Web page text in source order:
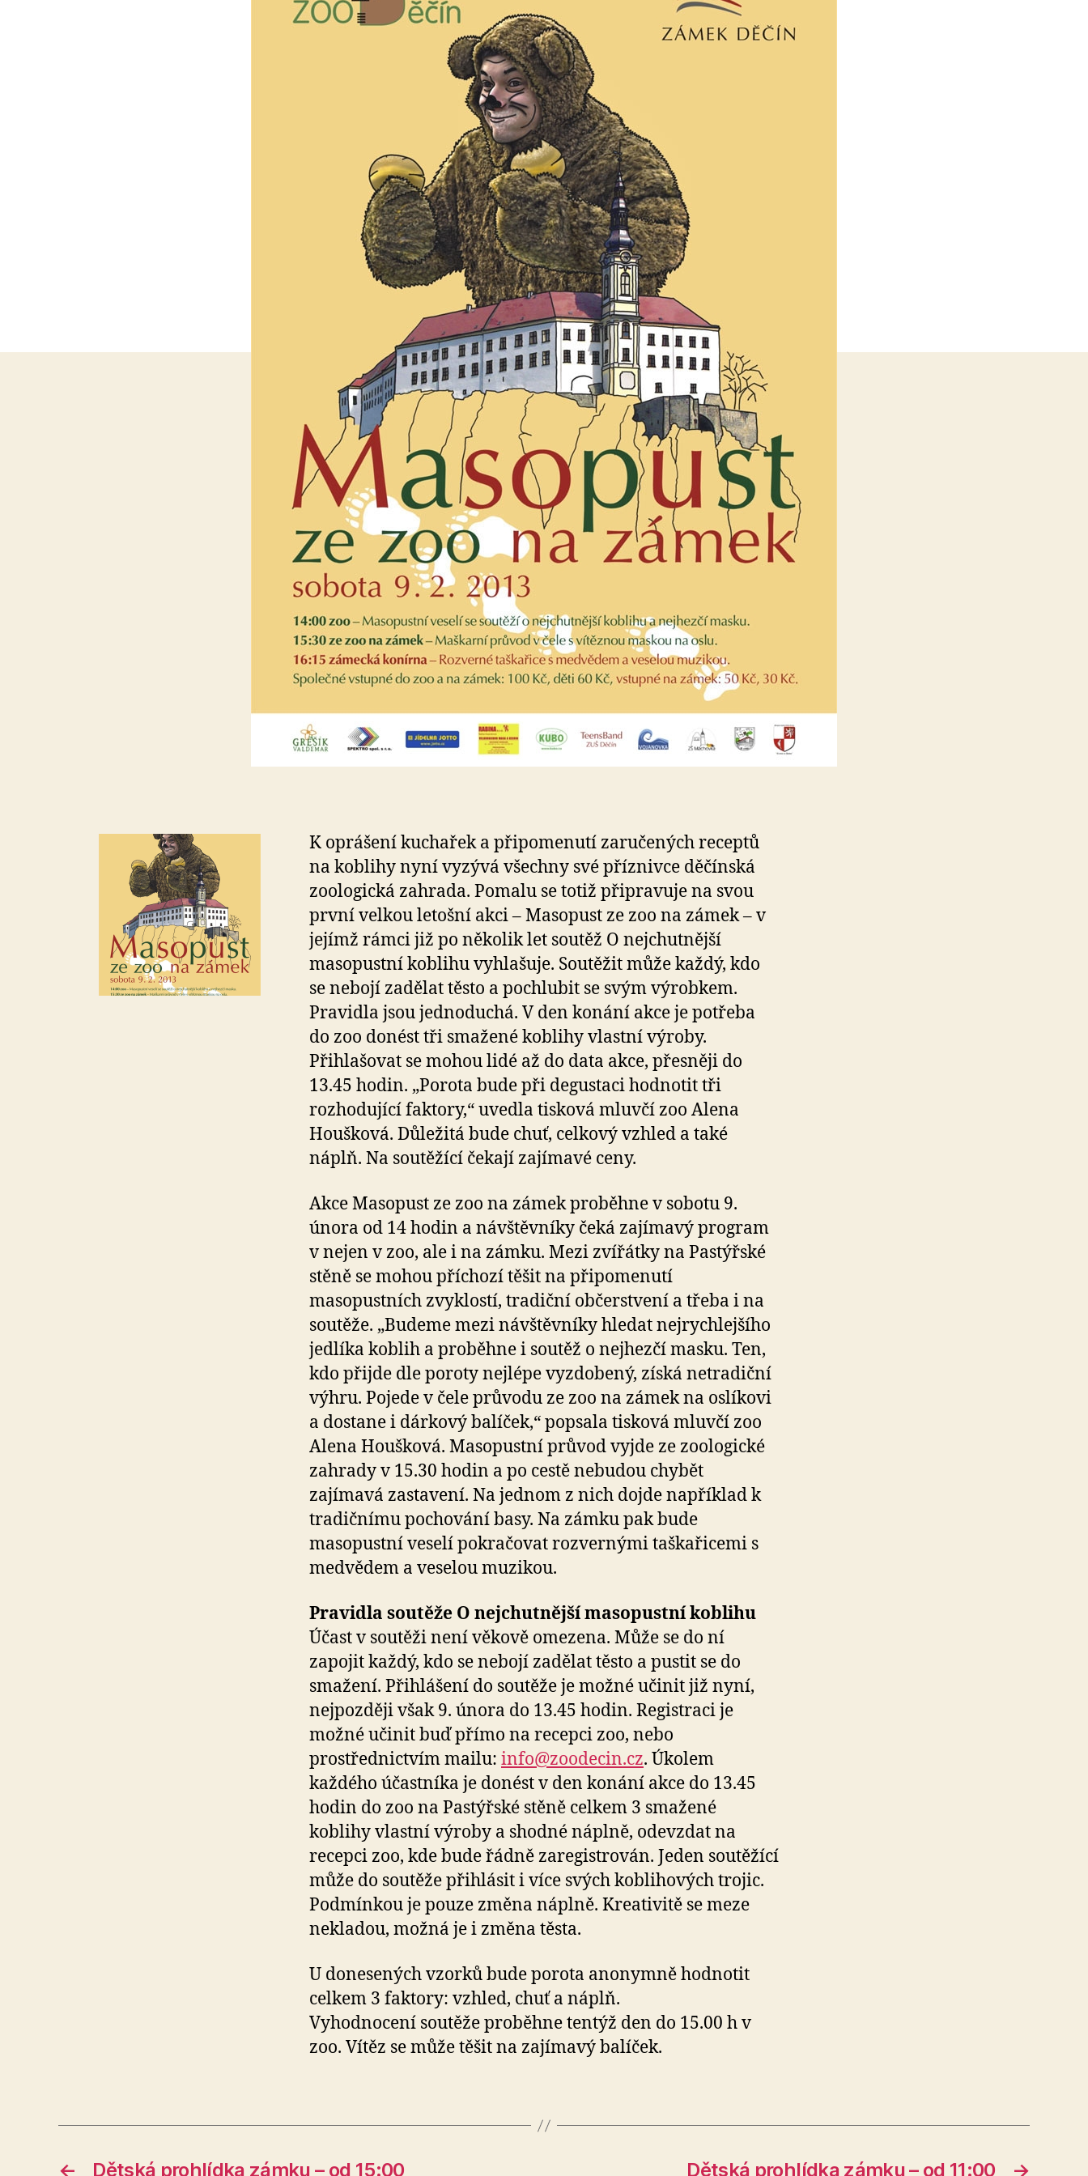
K oprášení kuchařek a připomenutí zaručených receptů
na koblihy nyní vyzývá všechny své příznivce děčínská
zoologická zahrada. Pomalu se totiž připravuje na svou
první velkou letošní akci – Masopust ze zoo na zámek – v
jejímž rámci již po několik let soutěž O nejchutnější
masopustní koblihu vyhlašuje. Soutěžit může každý, kdo
se nebojí zadělat těsto a pochlubit se svým výrobkem.
Pravidla jsou jednoduchá. V den konání akce je potřeba
do zoo donést tři smažené koblihy vlastní výroby.
Přihlašovat se mohou lidé až do data akce, přesněji do
13.45 hodin. „Porota bude při degustaci hodnotit tři
rozhodující faktory,“ uvedla tisková mluvčí zoo Alena
Houšková. Důležitá bude chuť, celkový vzhled a také
náplň. Na soutěžící čekají zajímavé ceny.
Akce Masopust ze zoo na zámek proběhne v sobotu 9.
února od 14 hodin a návštěvníky čeká zajímavý program
v nejen v zoo, ale i na zámku. Mezi zvířátky na Pastýřské
stěně se mohou příchozí těšit na připomenutí
masopustních zvyklostí, tradiční občerstvení a třeba i na
soutěže. „Budeme mezi návštěvníky hledat nejrychlejšího
jedlíka koblih a proběhne i soutěž o nejhezčí masku. Ten,
kdo přijde dle poroty nejlépe vyzdobený, získá netradiční
výhru. Pojede v čele průvodu ze zoo na zámek na oslíkovi
a dostane i dárkový balíček,“ popsala tisková mluvčí zoo
Alena Houšková. Masopustní průvod vyjde ze zoologické
zahrady v 15.30 hodin a po cestě nebudou chybět
zajímavá zastavení. Na jednom z nich dojde například k
tradičnímu pochování basy. Na zámku pak bude
masopustní veselí pokračovat rozvernými taškařicemi s
medvědem a veselou muzikou.
Pravidla soutěže O nejchutnější masopustní koblihu
Účast v soutěži není věkově omezena. Může se do ní
zapojit každý, kdo se nebojí zadělat těsto a pustit se do
smažení. Přihlášení do soutěže je možné učinit již nyní,
nejpozději však 9. února do 13.45 hodin. Registraci je
možné učinit buď přímo na recepci zoo, nebo
prostřednictvím mailu: info@zoodecin.cz. Úkolem
každého účastníka je donést v den konání akce do 13.45
hodin do zoo na Pastýřské stěně celkem 3 smažené
koblihy vlastní výroby a shodné náplně, odevzdat na
recepci zoo, kde bude řádně zaregistrován. Jeden soutěžící
může do soutěže přihlásit i více svých koblihových trojic.
Podmínkou je pouze změna náplně. Kreativitě se meze
nekladou, možná je i změna těsta.
U donesených vzorků bude porota anonymně hodnotit
celkem 3 faktory: vzhled, chuť a náplň.
Vyhodnocení soutěže proběhne tentýž den do 15.00 h v
zoo. Vítěz se může těšit na zajímavý balíček.
← Dětská prohlídka zámku – od 15:00 →
Dětská prohlídka zámku – od 11:00